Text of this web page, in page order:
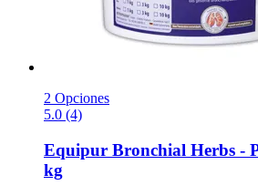
2 Opciones
5.0 (4)
Equipur Bronchial Herbs -​
kg